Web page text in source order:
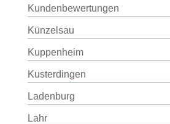
Kundenbewertungen
Künzelsau
Kuppenheim
Kusterdingen
Ladenburg
Lahr